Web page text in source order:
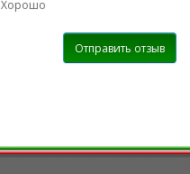
Хорошо
Отправить отзыв